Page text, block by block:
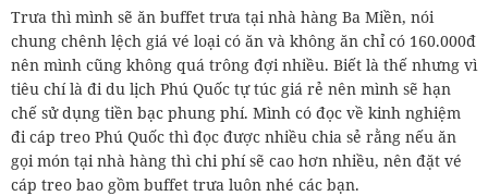
Trưa thì mình sẽ ăn buffet trưa tại nhà hàng Ba Miền, nói
chung chênh lệch giá vé loại có ăn và không ăn chỉ có 160.000đ
nên mình cũng không quá trông đợi nhiều. Biết là thế nhưng vì
tiêu chí là đi du lịch Phú Quốc tự túc giá rẻ nên mình sẽ hạn
chế sử dụng tiền bạc phung phí. Mình có đọc về kinh nghiệm
đi cáp treo Phú Quốc thì đọc được nhiều chia sẻ rằng nếu ăn
gọi món tại nhà hàng thì chi phí sẽ cao hơn nhiều, nên đặt vé
cáp treo bao gồm buffet trưa luôn nhé các bạn.